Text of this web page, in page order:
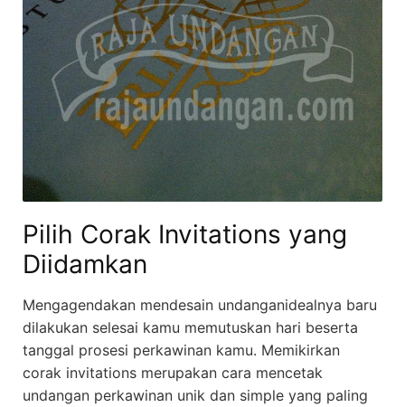
Pilih Corak Invitations yang
Diidamkan
Mengagendakan mendesain undanganidealnya baru
dilakukan selesai kamu memutuskan hari beserta
tanggal prosesi perkawinan kamu. Memikirkan
corak invitations merupakan cara mencetak
undangan perkawinan unik dan simple yang paling